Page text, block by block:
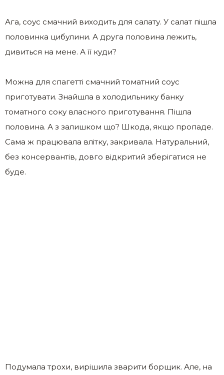
Ага, соус смачний виходить для салату. У салат пішла
половинка цибулини. А друга половина лежить,
дивиться на мене. А її куди?
Можна для спагетті смачний томатний соус
приготувати. Знайшла в холодильнику банку
томатного соку власного приготування. Пішла
половина. А з залишком що? Шкода, якщо пропаде.
Сама ж працювала влітку, закривала. Натуральний,
без консервантів, довго відкритий зберігатися не
буде.
Подумала трохи, вирішила зварити борщик. Але, на